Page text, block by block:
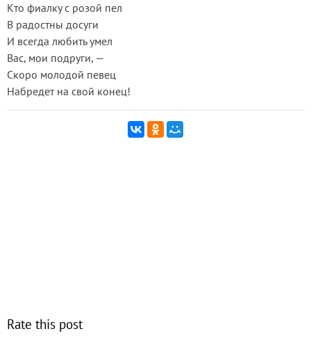
Кто фиалку с розой пел
В радостны досуги
И всегда любить умел
Вас, мои подруги, —
Скоро молодой певец
Набредет на свой конец!
Rate this post